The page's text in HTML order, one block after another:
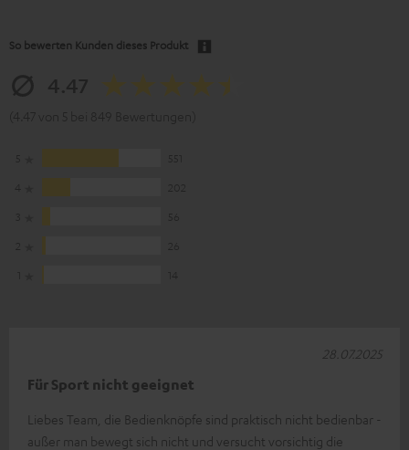
So bewerten Kunden dieses Produkt
Für Sport nicht geeignet
Liebes Team, die Bedienknöpfe sind praktisch nicht bedienbar -
außer man bewegt sich nicht und versucht vorsichtig die
28.07.2025